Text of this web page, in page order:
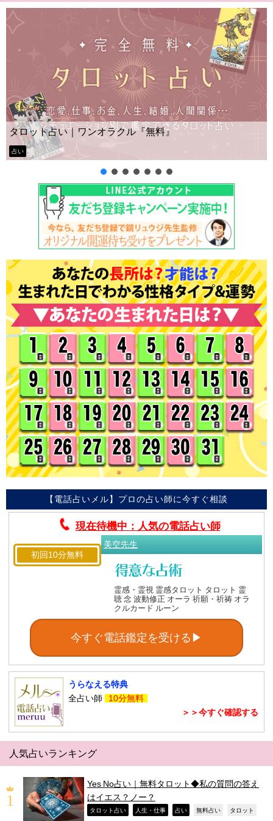
Yes No占い｜無料タロット◆私の質問の答
ー？
【電話占いメル】プロの占い師に今すぐ相談
現在待機中：人気の電話占い師
初回10分無料
美空先生
霊感・霊視 霊感タロット タロット 霊
聴 念 波動修正 オーラ 祈願・祈祷 オラ
クルカード ルーン
今すぐ電話鑑定を受ける▶
うらなえる特典
全占い師
10分無料
＞＞今すぐ確認する
人気占いランキング
Yes No占い｜無料タロット◆私の質問の答え
はイエス？ノー？
タロット占い 人生・仕事 占い 無料占い タロット